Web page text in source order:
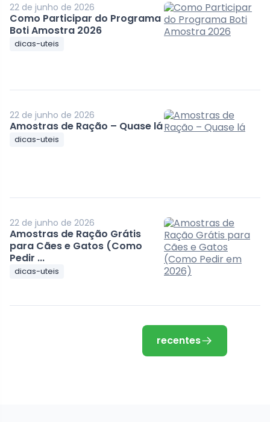
22 de junho de 2026
Como Participar do Programa
Boti Amostra 2026
dicas-uteis
22 de junho de 2026
Amostras de Ração – Quase lá
dicas-uteis
22 de junho de 2026
Amostras de Ração Grátis
para Cães e Gatos (Como
Pedir ...
dicas-uteis
recentes